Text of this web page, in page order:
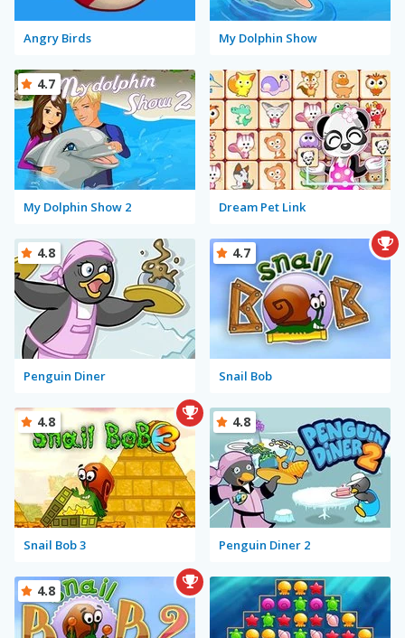
Angry Birds My Dolphin Show
My Dolphin Show 2
4.7
Dream Pet Link
Penguin Diner
4.8
Snail Bob
4.7
Snail Bob 3
4.8
Penguin Diner 2
4.8
4.8